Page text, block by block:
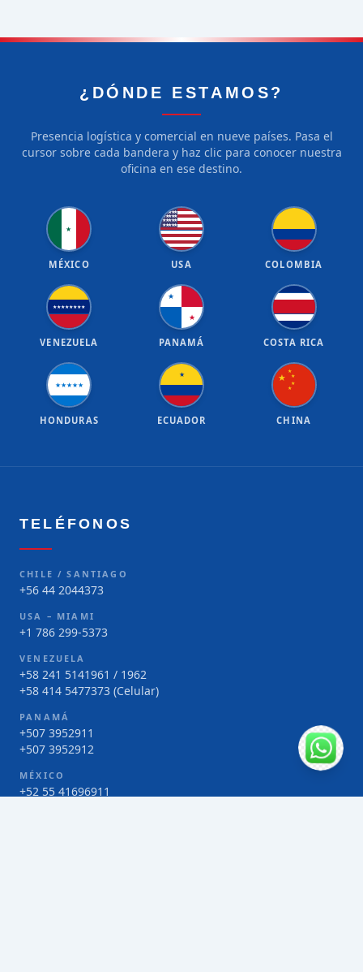
¿DÓNDE ESTAMOS?
Presencia logística y comercial en nueve países. Pasa el
cursor sobre cada bandera y haz clic para conocer nuestra
oficina en ese destino.
★
MÉXICO
★★★★★
★★★★★
★★★★★
★★★★★
USA COLOMBIA
★★★★★★★★
VENEZUELA
★
★
PANAMÁ COSTA RICA
★★★★★
HONDURAS
★
ECUADOR
★
★
★
★
★
CHINA
TELÉFONOS
CHILE / SANTIAGO
+56 44 2044373
USA – MIAMI
+1 786 299-5373
VENEZUELA
+58 241 5141961 / 1962
+58 414 5477373 (Celular)
PANAMÁ
+507 3952911
+507 3952912
MÉXICO
+52 55 41696911